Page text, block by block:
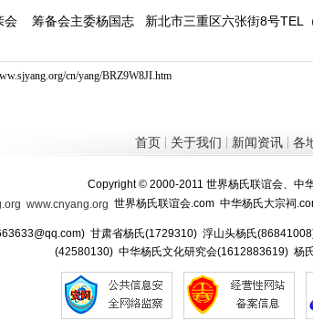
会 筹备会主委杨国志 新北市三重区六张街8号TEL
cn/yang/BRZ9W8JI.htm
首页| 关于我们 新闻资讯| 各
Copyright © 2000-2011 世界杨氏联谊会、中
www.cnyang.org 世界杨氏联谊会.com 中华杨氏大宗祠
甘肃省杨氏(1729310) 浮山头杨氏
(42580130) 中华杨氏文化研究会(1612883619) 杨